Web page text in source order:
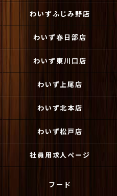
わいずふじみ野店
わいず春日部店
わいず東川口店
わいず上尾店
わいず北本店
わいず松戸店
社員用求人ページ
フード